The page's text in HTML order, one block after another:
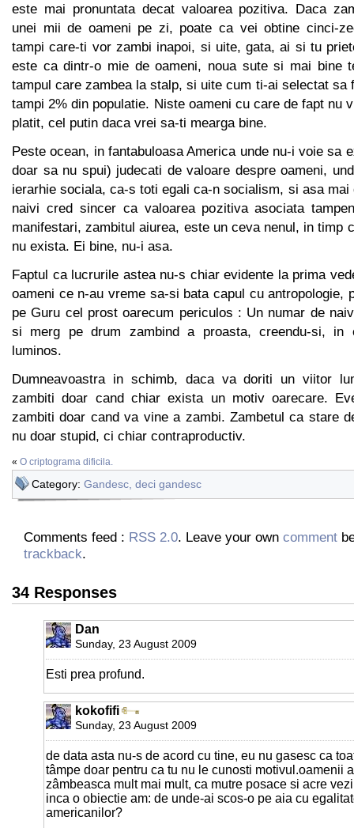
este mai pronuntata decat valoarea pozitiva. Daca
unei mii de oameni pe zi, poate ca vei obtine cinci-
tampi care-ti vor zambi inapoi, si uite, gata, ai si tu
este ca dintr-o mie de oameni, noua sute si mai bine
tampul care zambea la stalp, si uite cum ti-ai selectat sa
tampi 2% din populatie. Niste oameni cu care de fapt nu
platit, cel putin daca vrei sa-ti mearga bine.
Peste ocean, in fantabuloasa America unde nu-i voie sa
doar sa nu spui) judecati de valoare despre oameni,
ierarhie sociala, ca-s toti egali ca-n socialism, si asa mai
naivi cred sincer ca valoarea pozitiva asociata
manifestari, zambitul aiurea, este un ceva nenul, in timp
nu exista. Ei bine, nu-i asa.
Faptul ca lucrurile astea nu-s chiar evidente la prima
oameni ce n-au vreme sa-si bata capul cu antropologie,
pe Guru cel prost oarecum periculos : Un numar de
si merg pe drum zambind a proasta, creendu-si, in
luminos.
Dumneavoastra in schimb, daca va doriti un viitor
zambiti doar cand chiar exista un motiv oarecare.
zambiti doar cand va vine a zambi. Zambetul ca stare
nu doar stupid, ci chiar contraproductiv.
« O criptograma dificila.
Category: Gandesc, deci gandesc
Comments feed : RSS 2.0. Leave your own comment
trackback.
34 Responses
Dan
Sunday, 23 August 2009
Esti prea profund.
kokofifi
Sunday, 23 August 2009
de data asta nu-s de acord cu tine, eu nu gasesc ca
tâmpe doar pentru ca tu nu le cunosti motivul.oamenii
zâmbeasca mult mai mult, ca mutre posace si acre
inca o obiectie am: de unde-ai scos-o pe aia cu
americanilor?